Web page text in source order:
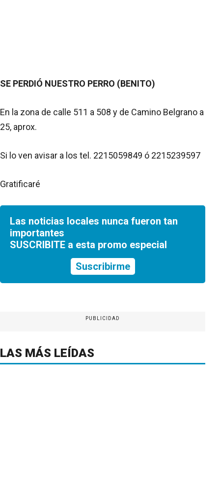
SE PERDIÓ NUESTRO PERRO (BENITO)
En la zona de calle 511 a 508 y de Camino Belgrano a
25, aprox.
Si lo ven avisar a los tel. 2215059849 ó 2215239597
Gratificaré
Las noticias locales nunca fueron tan
importantes
SUSCRIBITE a esta promo especial
Suscribirme
PUBLICIDAD
LAS MÁS LEÍDAS